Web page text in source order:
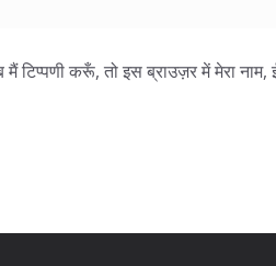
मैं टिप्पणी करूँ, तो इस ब्राउज़र में मेरा